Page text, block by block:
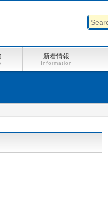
新着情報
Information